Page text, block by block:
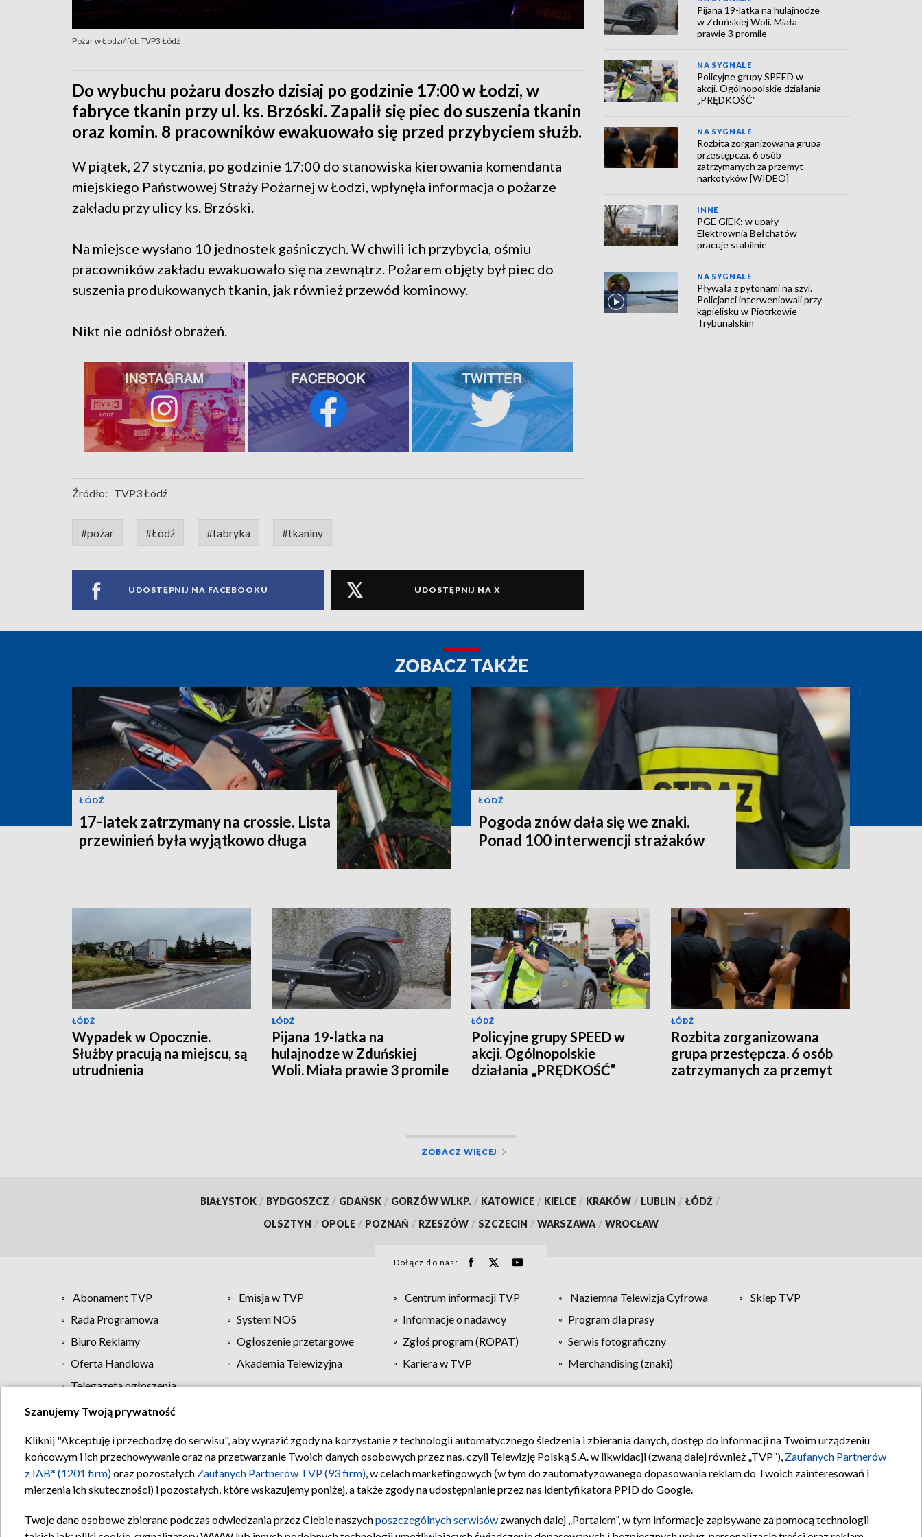
Pożar w Łodzi/ fot. TVP3 Łódź
Do wybuchu pożaru doszło dzisiaj po godzinie 17:00 w Łodzi, w
fabryce tkanin przy ul. ks. Brzóski. Zapalił się piec do suszenia tkanin
oraz komin. 8 pracowników ewakuowało się przed przybyciem służb.
W piątek, 27 stycznia, po godzinie 17:00 do stanowiska kierowania komendanta
miejskiego Państwowej Straży Pożarnej w Łodzi, wpłynęła informacja o pożarze
zakładu przy ulicy ks. Brzóski.
Na miejsce wysłano 10 jednostek gaśniczych. W chwili ich przybycia, ośmiu
pracowników zakładu ewakuowało się na zewnątrz. Pożarem objęty był piec do
suszenia produkowanych tkanin, jak również przewód kominowy.
Nikt nie odniósł obrażeń.
Źródło: TVP3 Łódź
#pożar #Łódź #fabryka #tkaniny
UDOSTĘPNIJ NA FACEBOOKU UDOSTĘPNIJ NA X
Pijana 19-latka na hulajnodze
w Zduńskiej Woli. Miała
prawie 3 promile
NA SYGNALE
Policyjne grupy SPEED w
akcji. Ogólnopolskie działania
„PRĘDKOŚĆ”
NA SYGNALE
Rozbita zorganizowana grupa
przestępcza. 6 osób
zatrzymanych za przemyt
narkotyków [WIDEO]
INNE
PGE GiEK: w upały
Elektrownia Bełchatów
pracuje stabilnie
NA SYGNALE
Pływała z pytonami na szyi.
Policjanci interweniowali przy
kąpielisku w Piotrkowie
Trybunalskim
ZOBACZ TAKŻE
ŁÓDŹ
17-latek zatrzymany na crossie. Lista
przewinień była wyjątkowo długa
ŁÓDŹ
Pogoda znów dała się we znaki.
Ponad 100 interwencji strażaków
ŁÓDŹ
Wypadek w Opocznie.
Służby pracują na miejscu, są
utrudnienia
ŁÓDŹ
Pijana 19-latka na
hulajnodze w Zduńskiej
Woli. Miała prawie 3 promile
ŁÓDŹ
Policyjne grupy SPEED w
akcji. Ogólnopolskie
działania „PRĘDKOŚĆ”
ŁÓDŹ
Rozbita zorganizowana
grupa przestępcza. 6 osób
zatrzymanych za przemyt
ZOBACZ WIĘCEJ
BIAŁYSTOK / BYDGOSZCZ / GDAŃSK / GORZÓW WLKP. / KATOWICE / KIELCE / KRAKÓW / LUBLIN / ŁÓDŹ /
OLSZTYN / OPOLE / POZNAŃ / RZESZÓW / SZCZECIN / WARSZAWA / WROCŁAW
Dołącz do nas:
Abonament TVP Emisja w TVP Centrum informacji TVP Naziemna Telewizja Cyfrowa
Sklep TVP
Rada Programowa
System NOS Informacje o nadawcy
Program dla prasy
Biuro Reklamy
Ogłoszenie przetargowe Zgłoś program (ROPAT)
Serwis fotograficzny
Oferta Handlowa
Akademia Telewizyjna Kariera w TVP
Merchandising (znaki)
Telegazeta ogłoszenia
Regulamin TVP Polityka prywatności Moje zgody Pomoc Biuro reklamy Kontakt
Szanujemy Twoją prywatność
Kliknij "Akceptuję i przechodzę do serwisu", aby wyrazić zgody na korzystanie z technologii automatycznego śledzenia i zbierania danych, dostęp do informacji na Twoim urządzeniu
końcowym i ich przechowywanie oraz na przetwarzanie Twoich danych osobowych przez nas, czyli Telewizję Polską S.A. w likwidacji (zwaną dalej również „TVP”), Zaufanych Partnerów
z IAB* (1201 firm)oraz pozostałych Zaufanych Partnerów TVP (93 firm), w celach marketingowych (w tym do zautomatyzowanego dopasowania reklam do Twoich zainteresowań i
mierzenia ich skuteczności) i pozostałych, które wskazujemy poniżej, a także zgody na udostępnianie przez nas identyfikatora PPID do Google.
Twoje dane osobowe zbierane podczas odwiedzania przez Ciebie naszychposzczególnych serwisów zwanych dalej „Portalem”, w tym informacje zapisywane za pomocą technologii